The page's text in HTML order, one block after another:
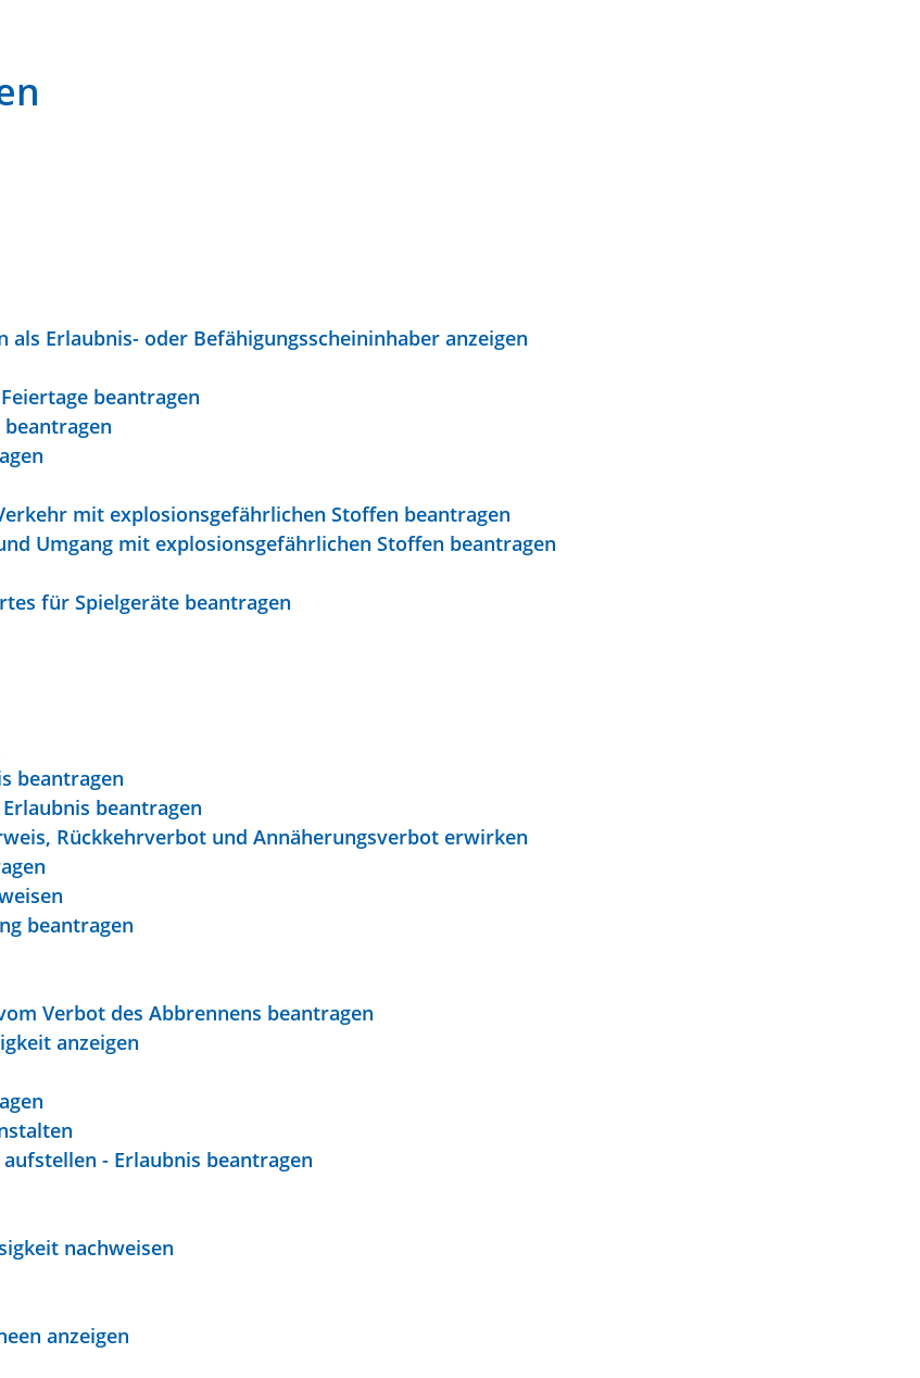
Erlaubnis- oder Befähigungsscheininhaber anzeigen
beantragen
mit explosionsgefährlichen Stoffen beantragen
Umgang mit explosionsgefährlichen Stoffen beantragen
für Spielgeräte beantragen
beantragen
beantragen
Rückkehrverbot und Annäherungsverbot erwirken
beantragen
Verbot des Abbrennens beantragen
anzeigen
- Erlaubnis beantragen
nachweisen
anzeigen